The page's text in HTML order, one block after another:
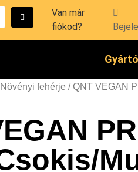
Van már
fiókod?
Növényi fehérje / QNT VEGAN